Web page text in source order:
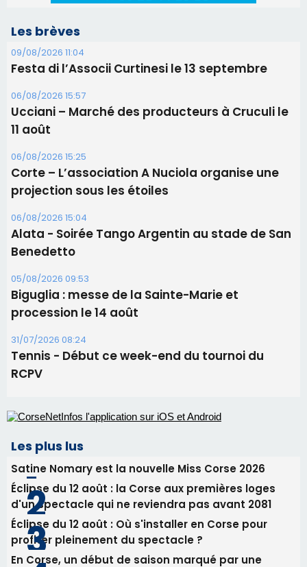
projection sous les étoiles
06/08/2026 15:04
Alata - Soirée Tango Argentin au stade de San
Benedetto
05/08/2026 09:53
Biguglia : messe de la Sainte-Marie et
procession le 14 août
31/07/2026 08:24
Tennis - Début ce week-end du tournoi du
RCPV
Les plus lus
Satine Nomary est la nouvelle Miss Corse 2026
d'un spectacle qui ne reviendra pas avant 2081
Éclipse du 12 août : Où s'installer en Corse pour
profiter pleinement du spectacle ?
consommation en recul dans les restaurants
face à une nouvelle escroquerie au faux vendeur de
vin
Newsletter
Inscrivez-vous à la newsletter de CNI et recevez par